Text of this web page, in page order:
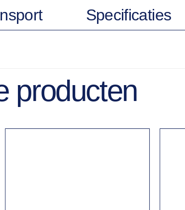
Specificaties
producten